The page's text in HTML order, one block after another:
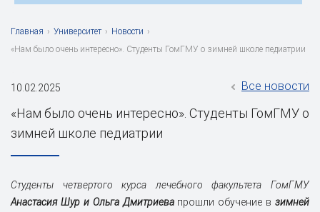
Главная › Университет › Новости ›
«Нам было очень интересно». Студенты ГомГМУ о зимней школе педиатрии
10.02.2025 Все новости
«Нам было очень интересно». Студенты ГомГМУ о
зимней школе педиатрии
Студенты четвертого курса лечебного факультета ГомГМУ
Анастасия Шур и Ольга Дмитриевапрошли обучение в зимней